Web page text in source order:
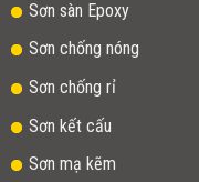
Sơn sàn Epoxy
Sơn chống nóng
Sơn chống rỉ
Sơn kết cấu
Sơn mạ kẽm